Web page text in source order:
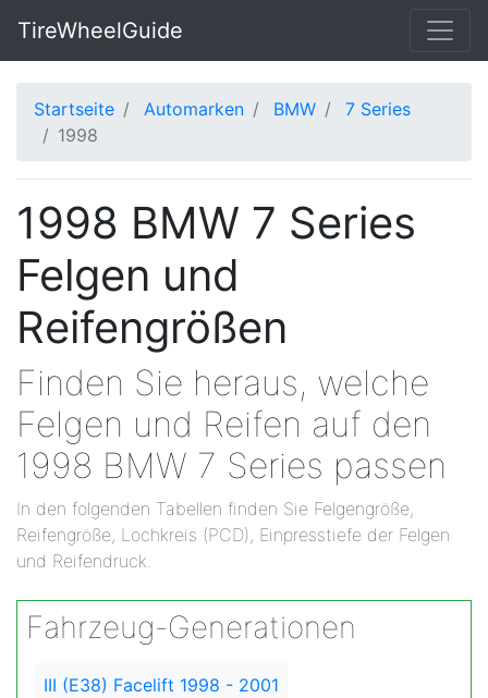
TireWheelGuide
Startseite Automarken BMW
7 Series
1998
1998 BMW 7 Series
Felgen und
Reifengrößen
Finden Sie heraus, welche
Felgen und Reifen auf den
1998 BMW 7 Series passen
In den folgenden Tabellen finden Sie Felgengröße,
Reifengröße, Lochkreis (PCD), Einpresstiefe der Felgen
und Reifendruck.
Fahrzeug-Generationen
III (E38) Facelift 1998 - 2001